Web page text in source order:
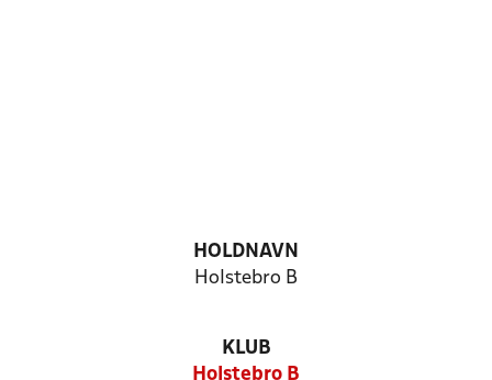
HOLDNAVN
Holstebro B
KLUB
Holstebro B